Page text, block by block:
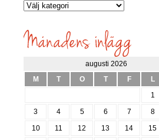
Vilka
söks?
augusti 2026
M
T O T F L
1
3
4 5 6 7 8
10
11 12 13 14 15